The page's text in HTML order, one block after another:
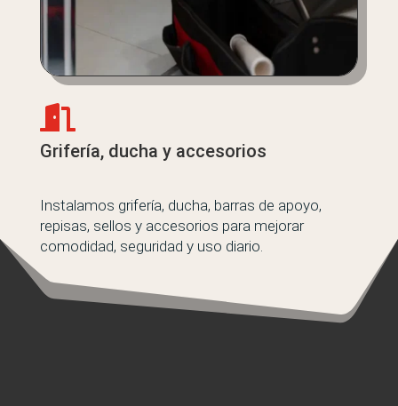

Grifería, ducha y accesorios
Instalamos grifería, ducha, barras de apoyo,
repisas, sellos y accesorios para mejorar
comodidad, seguridad y uso diario.